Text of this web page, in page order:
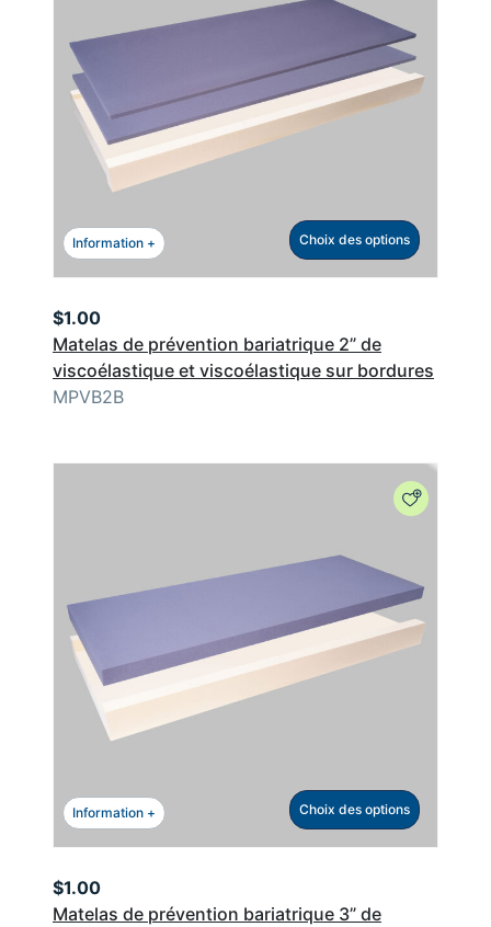
Information + Choix des options
Matelas de prévention bariatrique 2” de
viscoélastique et viscoélastique sur bordures
$1.00
MPVB2B
Information + Choix des options
Matelas de prévention bariatrique 3” de
$1.00